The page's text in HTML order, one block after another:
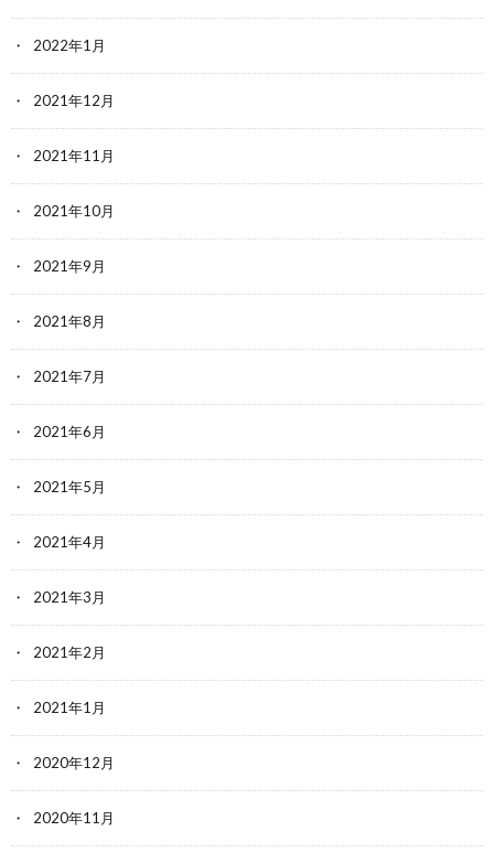
2022年1月
2021年12月
2021年11月
2021年10月
2021年9月
2021年8月
2021年7月
2021年6月
2021年5月
2021年4月
2021年3月
2021年2月
2021年1月
2020年12月
2020年11月